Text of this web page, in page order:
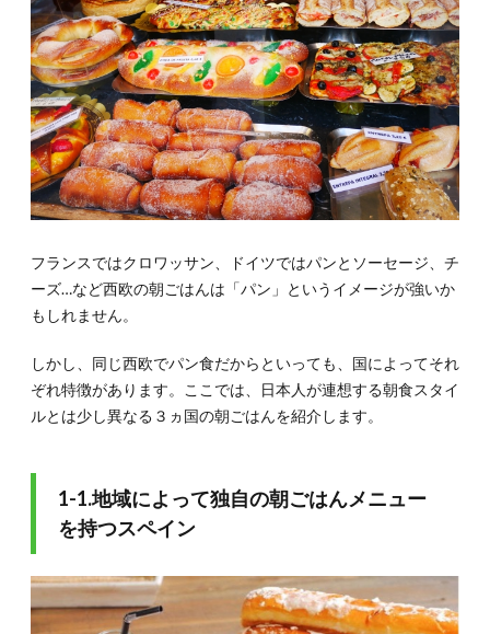
メニュ
ーを持
つスペ
イン
1.2.
1-2.パ
ンにチ
ョコレ
ートを
ふりか
けるオ
1-3.朝
からた
食べる
アイル
ランド
朝ご
はん
3選
2-1.各
家庭に
フランスではクロワッサン、ドイツではパンとソーセージ、チ
ーズ…など西欧の朝ごはんは「パン」というイメージが強いか
もしれません。
しかし、同じ西欧でパン食だからといっても、国によってそれ
ぞれ特徴があります。ここでは、日本人が連想する朝食スタイ
ルとは少し異なる３ヵ国の朝ごはんを紹介します。
1-1.地域によって独自の朝ごはんメニュー
を持つスペイン